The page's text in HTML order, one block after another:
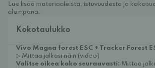
Lue lisää materiaaleista, istuvuudesta ja
alempana.
Kokotaulukko
Vivo Magna forest ESC + Tracker Forest
▷ Mittaa jalkasi näin (video)
Valitse oikea koko seuraavasti: Mittaa